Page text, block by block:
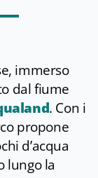
immerso
dal fiume
. Con i
propone
d’acqua
lungo la